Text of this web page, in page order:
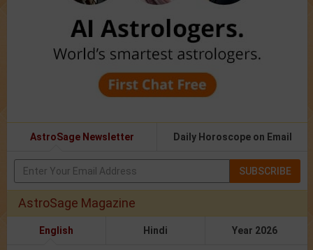
AstroSage Newsletter Daily Horoscope on Email
SUBSCRIBE
AstroSage Magazine
English Hindi Year 2026